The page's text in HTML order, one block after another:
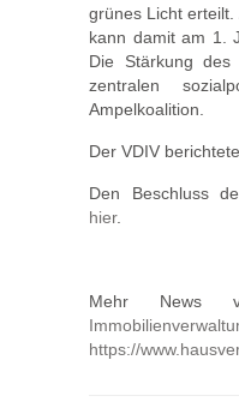
grünes Licht
kann damit am 1.
Die Stärkung
zentralen
Ampelkoalition.
Der VDIV berichtete
Den Beschluss
hier.
Mehr News
https://